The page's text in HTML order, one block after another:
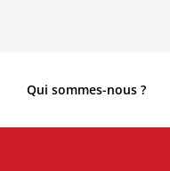
Qui sommes-nous ?